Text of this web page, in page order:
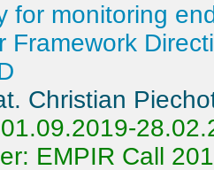
for monitoring
Framework
Christian
EMPIR Call